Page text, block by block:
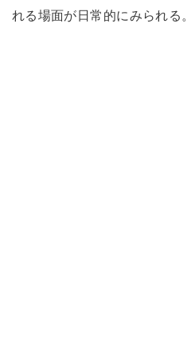
れる場面が日常的にみられる。